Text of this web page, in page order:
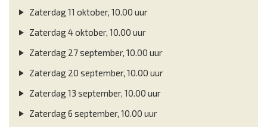
Zaterdag 11 oktober, 10.00 uur
Zaterdag 4 oktober, 10.00 uur
Zaterdag 27 september, 10.00 uur
Zaterdag 20 september, 10.00 uur
Zaterdag 13 september, 10.00 uur
Zaterdag 6 september, 10.00 uur